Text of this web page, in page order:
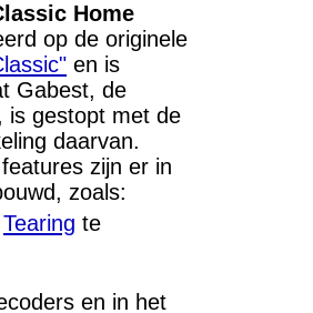
Home
op de originele
en is
Gabest, de
is gestopt met de
daarvan.
zijn er in
zoals:
Tearing te
en in het